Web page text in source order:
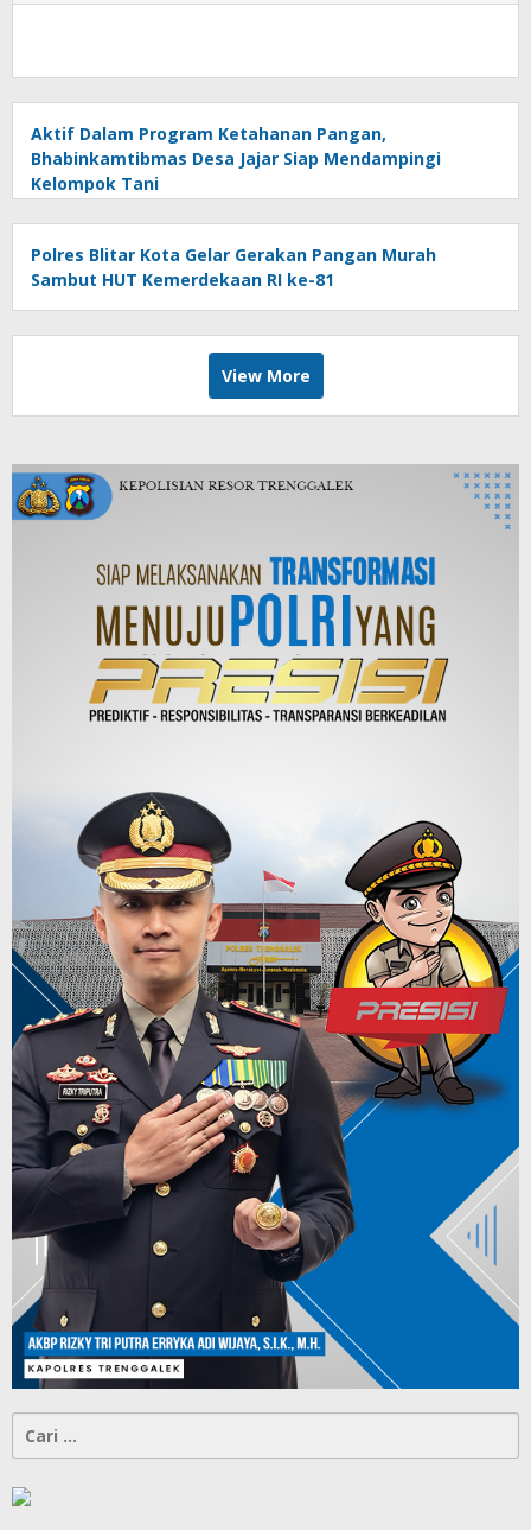
Aktif Dalam Program Ketahanan Pangan,
Bhabinkamtibmas Desa Jajar Siap Mendampingi
Kelompok Tani
Polres Blitar Kota Gelar Gerakan Pangan Murah
Sambut HUT Kemerdekaan RI ke-81
View More
untuk: